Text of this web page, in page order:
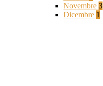
Novembre 3
Dicembre 1